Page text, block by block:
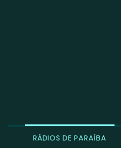
RÁDIOS DE PARAÍBA